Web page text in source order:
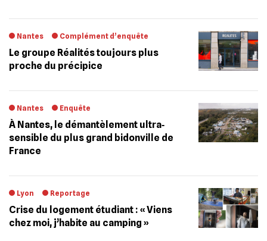
Nantes Complément d’enquête
Le groupe Réalités toujours plus
proche du précipice
Nantes Enquête
À Nantes, le démantèlement ultra‐
sensible du plus grand bidonville de
France
Lyon Reportage
Crise du logement étudiant : « Viens
chez moi, j’habite au camping »